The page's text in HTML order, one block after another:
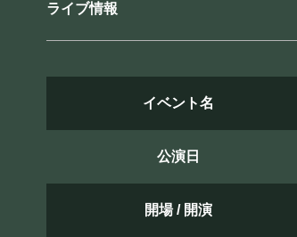
ライブ情報
イベント名
公演日
開場 / 開演